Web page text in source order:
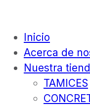
Inicio
Acerca de
Nuestra
TAMICES